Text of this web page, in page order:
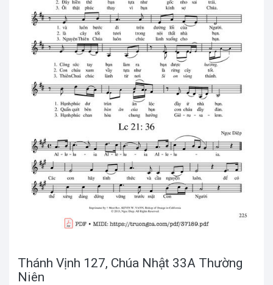
Thánh Vịnh 127, Chúa Nhật 33A Thường
Niên